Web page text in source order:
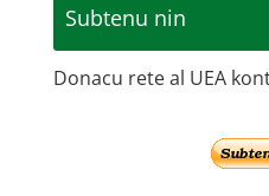
Subtenu nin
Donacu rete al UEA